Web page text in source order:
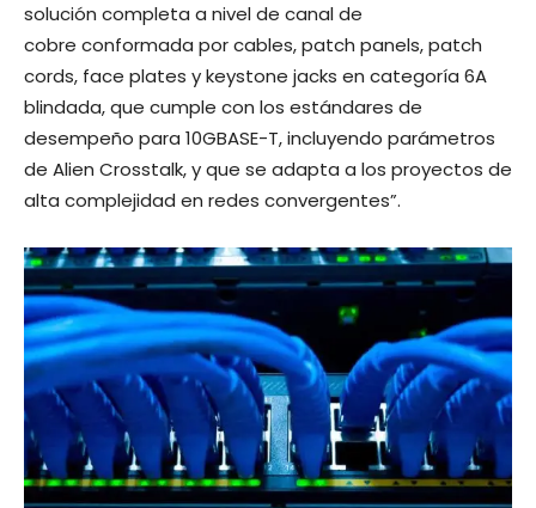
solución completa a nivel de canal de
cobre conformada por cables, patch panels, patch
cords, face plates y keystone jacks en categoría 6A
blindada, que cumple con los estándares de
desempeño para 10GBASE-T, incluyendo parámetros
de Alien Crosstalk, y que se adapta a los proyectos de
alta complejidad en redes convergentes”.